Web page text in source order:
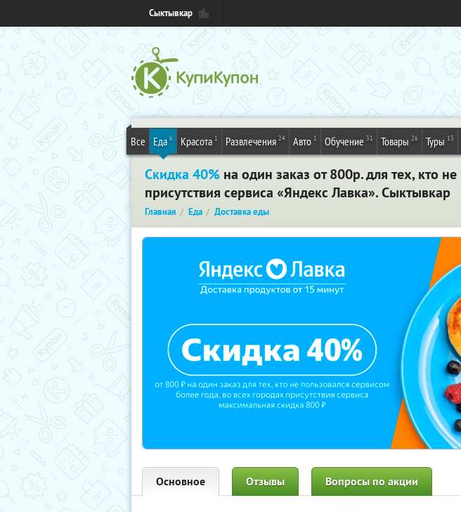
Сыктывкар
Все Еда 6 Красота 1 Развлечения 24 Авто 1 Обучение 31 Товары 26 Туры 13
Скидка 40% на один заказ от 800р. для тех, кто
присутствия сервиса «Яндекс Лавка». Сыктывкар
Главная Еда Доставка еды
Основное Отзывы Вопросы по акции